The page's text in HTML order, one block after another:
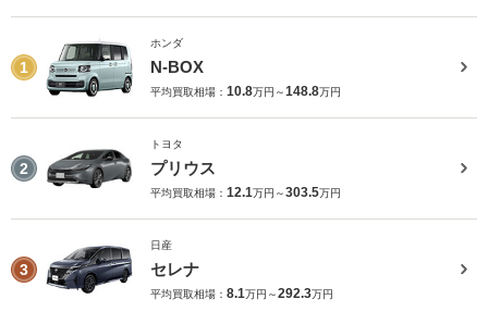
1
ホンダ
N-BOX
平均買取相場： 10.8万円～148.8万円
2
トヨタ
プリウス
平均買取相場： 12.1万円～303.5万円
3
日産
セレナ
平均買取相場： 8.1万円～292.3万円